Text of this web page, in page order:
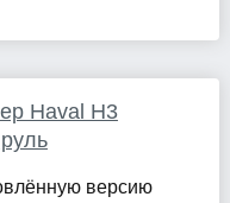
Haval H3
версию